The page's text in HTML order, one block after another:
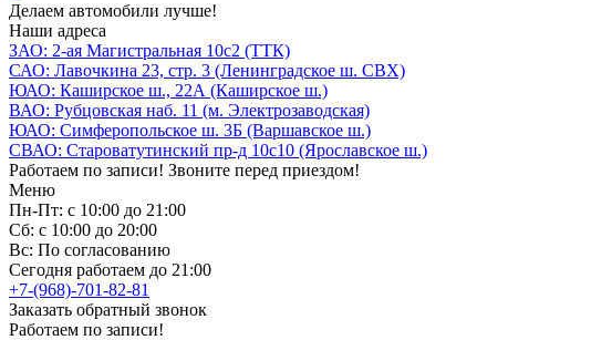
Делаем автомобили лучше!
Наши адреса
ЗАО: 2-ая Магистральная 10с2 (ТТК)
САО: Лавочкина 23, стр. 3 (Ленинградское ш. СВХ)
ЮАО: Каширское ш., 22А (Каширское ш.)
ВАО: Рубцовская наб. 11 (м. Электрозаводская)
ЮАО: Симферопольское ш. 3Б (Варшавское ш.)
СВАО: Староватутинский пр-д 10с10 (Ярославское ш.)
Работаем по записи! Звоните перед приездом!
Меню
Пн-Пт: с 10:00 до 21:00
Сб: с 10:00 до 20:00
Вс: По согласованию
Сегодня работаем до 21:00
+7-(968)-701-82-81
Заказать обратный звонок
Работаем по записи!